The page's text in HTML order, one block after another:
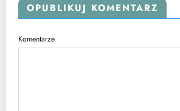
OPUBLIKUJ KOMENTARZ
Komentarze